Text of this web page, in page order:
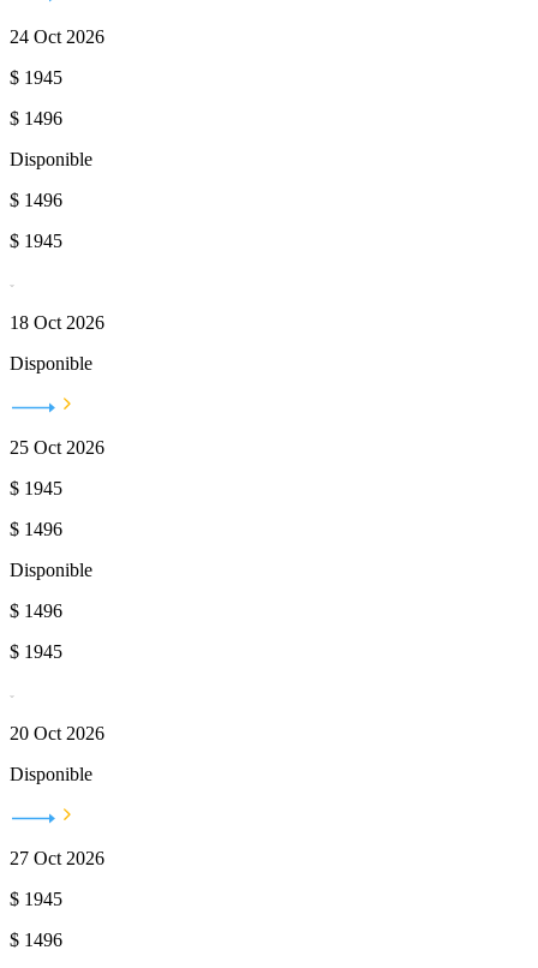
24 Oct 2026
$ 1945
$ 1496
Disponible
$ 1496
$ 1945
18 Oct 2026
Disponible
25 Oct 2026
$ 1945
$ 1496
Disponible
$ 1496
$ 1945
20 Oct 2026
Disponible
27 Oct 2026
$ 1945
$ 1496